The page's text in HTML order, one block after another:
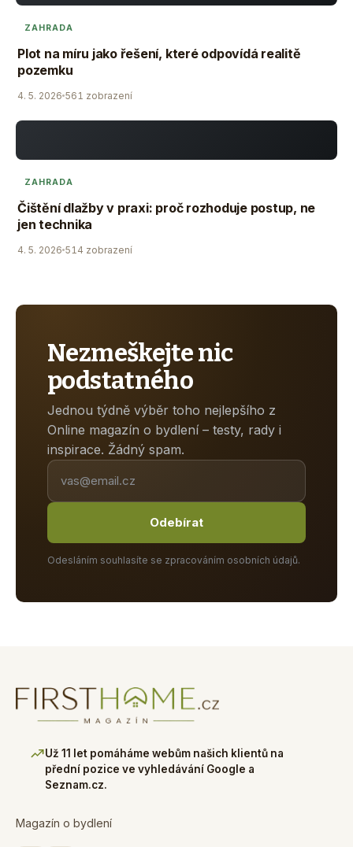
ZAHRADA
Plot na míru jako řešení, které odpovídá realitě
pozemku
4. 5. 2026 561 zobrazení
ZAHRADA
Čištění dlažby v praxi: proč rozhoduje postup, ne
jen technika
4. 5. 2026 514 zobrazení
Nezmeškejte nic
podstatného
Jednou týdně výběr toho nejlepšího z
Online magazín o bydlení – testy, rady i
inspirace. Žádný spam.
Odebírat
Odesláním souhlasíte se zpracováním osobních údajů.
Už 11 let pomáháme webům našich klientů na
přední pozice ve vyhledávání Google a
Seznam.cz.
Magazín o bydlení